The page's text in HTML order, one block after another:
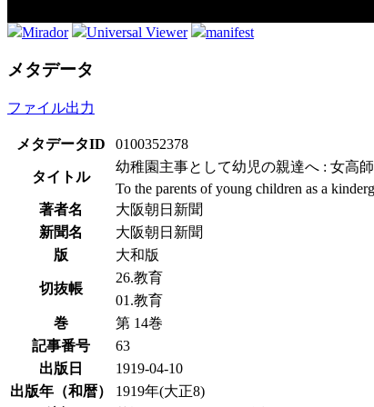
Mirador Universal Viewer manifest
メタデータ
ファイル出力
メタデータID 0100352378
タイトル
幼稚園主事として幼児の親達へ : 女高
To the parents of young children as a
著者名
大阪朝日新聞
新聞名
大阪朝日新聞
版
大和版
切抜帳
26.教育
01.教育
巻
第 14巻
記事番号
63
出版日
1919-04-10
出版年（和暦）
1919年(大正8)